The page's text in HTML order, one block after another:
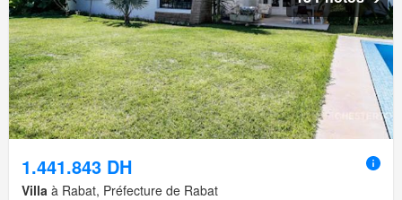
1.441.843 DH
Villa à Rabat, Préfecture de Rabat